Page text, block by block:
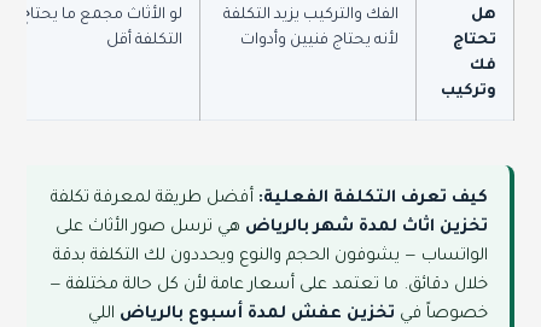
هل
تحتاج
فك
وتركيب
الفك والتركيب يزيد التكلفة
لأنه يحتاج فنيين وأدوات
لو الأثاث مجمع ما يحتاج
التكلفة أقل
كيف تعرف التكلفة الفعلية: أفضل طريقة لمعرفة تكلفة
تخزين اثاث لمدة شهر بالرياض هي ترسل صور الأثاث على
الواتساب — يشوفون الحجم والنوع ويحددون لك التكلفة بدقة
خلال دقائق. ما تعتمد على أسعار عامة لأن كل حالة مختلفة —
خصوصاً في تخزين عفش لمدة أسبوع بالرياض اللي